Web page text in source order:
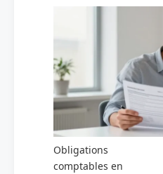
Obligations
comptables en